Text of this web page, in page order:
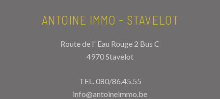
ANTOINE IMMO - STAVELOT
Route de l' Eau Rouge 2 Bus C
4970 Stavelot
TEL. 080/86.45.55
info@antoineimmo.be